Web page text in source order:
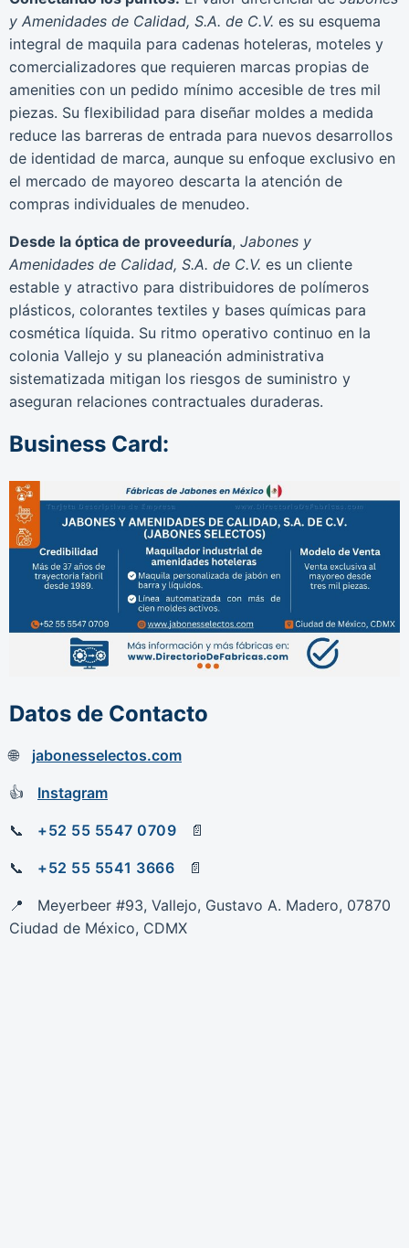
y Amenidades de Calidad, S.A. de C.V. es su esquema
integral de maquila para cadenas hoteleras, moteles y
comercializadores que requieren marcas propias de
amenities con un pedido mínimo accesible de tres mil
piezas. Su flexibilidad para diseñar moldes a medida
reduce las barreras de entrada para nuevos desarrollos
de identidad de marca, aunque su enfoque exclusivo en
el mercado de mayoreo descarta la atención de
compras individuales de menudeo.
Desde la óptica de proveeduría, Jabones y
Amenidades de Calidad, S.A. de C.V. es un cliente
estable y atractivo para distribuidores de polímeros
plásticos, colorantes textiles y bases químicas para
cosmética líquida. Su ritmo operativo continuo en la
colonia Vallejo y su planeación administrativa
sistematizada mitigan los riesgos de suministro y
aseguran relaciones contractuales duraderas.
Business Card:
Datos de Contacto
jabonesselectos.com
Instagram
+52 55 5547 0709
+52 55 5541 3666
Meyerbeer #93, Vallejo, Gustavo A. Madero, 07870
Ciudad de México, CDMX